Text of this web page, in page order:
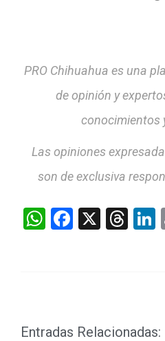
PRO Chihuahua es una
de opinión y
conocimientos
Las opiniones
son de exclusiva
WhatsApp
Facebook
X
Entradas Relacionadas: